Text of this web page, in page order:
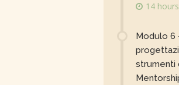
14
Modulo 6
strumenti